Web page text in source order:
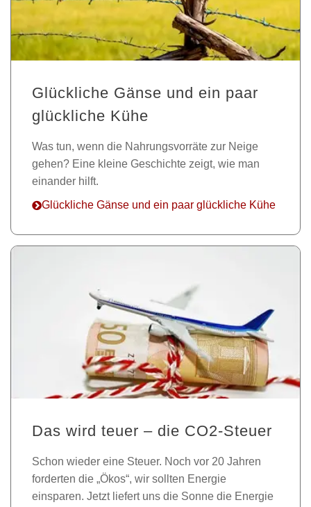
Glückliche Gänse und ein paar
glückliche Kühe
Was tun, wenn die Nahrungsvorräte zur Neige
gehen? Eine kleine Geschichte zeigt, wie man
einander hilft.
Glückliche Gänse und ein paar glückliche Kühe
Das wird teuer – die CO2-Steuer
Schon wieder eine Steuer. Noch vor 20 Jahren
forderten die „Ökos“, wir sollten Energie
einsparen. Jetzt liefert uns die Sonne die Energie